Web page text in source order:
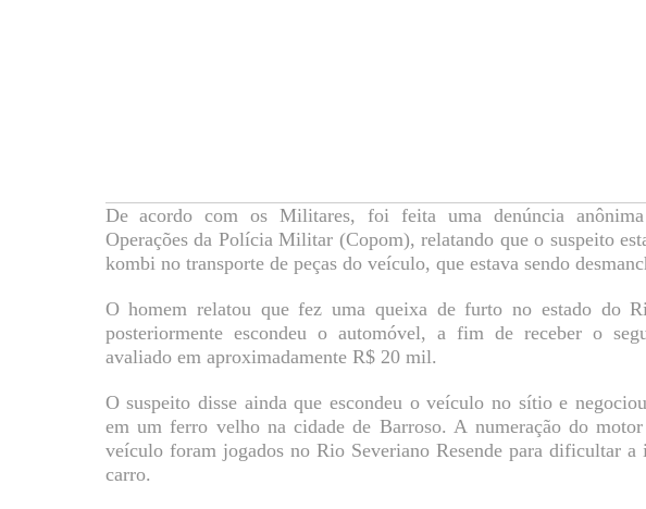
De acordo com os Militares, foi feita uma denúncia
Operações da Polícia Militar (Copom), relatando que o suspeito
kombi no transporte de peças do veículo, que estava sendo
O homem relatou que fez uma queixa de furto no estado do
posteriormente escondeu o automóvel, a fim de receber o
avaliado em aproximadamente R$ 20 mil.
O suspeito disse ainda que escondeu o veículo no sítio e
em um ferro velho na cidade de Barroso. A numeração do
veículo foram jogados no Rio Severiano Resende para dificultar a
carro.